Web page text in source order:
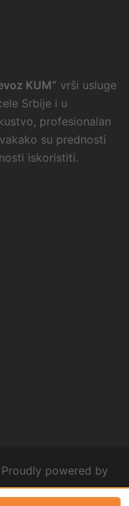
KUM“ vrši usluge
Srbije i u
profesionalan
su prednosti
iskoristiti.
powered by